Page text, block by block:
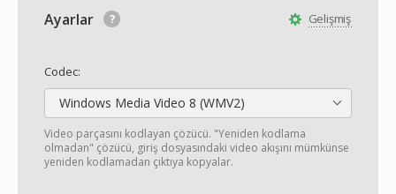
Gelişmiş
Ayarlar
Codec:
Windows Media Video 8 (WMV2)
Video parçasını kodlayan çözücü. "Yeniden kodlama
olmadan" çözücü, giriş dosyasındaki video akışını mümkünse
yeniden kodlamadan çıktıya kopyalar.